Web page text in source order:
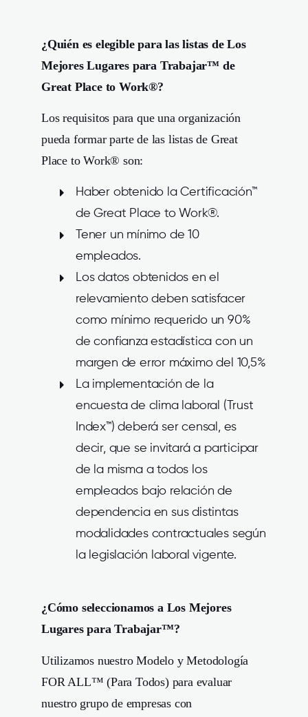
¿Quién es elegible para las listas de Los
Mejores Lugares para Trabajar™ de
Great Place to Work®?
Los requisitos para que una organización
pueda formar parte de las listas de Great
Place to Work® son:
Haber obtenido la Certificación™
de Great Place to Work®.
Tener un mínimo de 10
empleados.
Los datos obtenidos en el
relevamiento deben satisfacer
como mínimo requerido un 90%
de confianza estadística con un
margen de error máximo del 10,5%
La implementación de la
encuesta de clima laboral (Trust
Index™) deberá ser censal, es
decir, que se invitará a participar
de la misma a todos los
empleados bajo relación de
dependencia en sus distintas
modalidades contractuales según
la legislación laboral vigente.
¿Cómo seleccionamos a Los Mejores
Lugares para Trabajar™?
Utilizamos nuestro Modelo y Metodología
FOR ALL™ (Para Todos) para evaluar
nuestro grupo de empresas con